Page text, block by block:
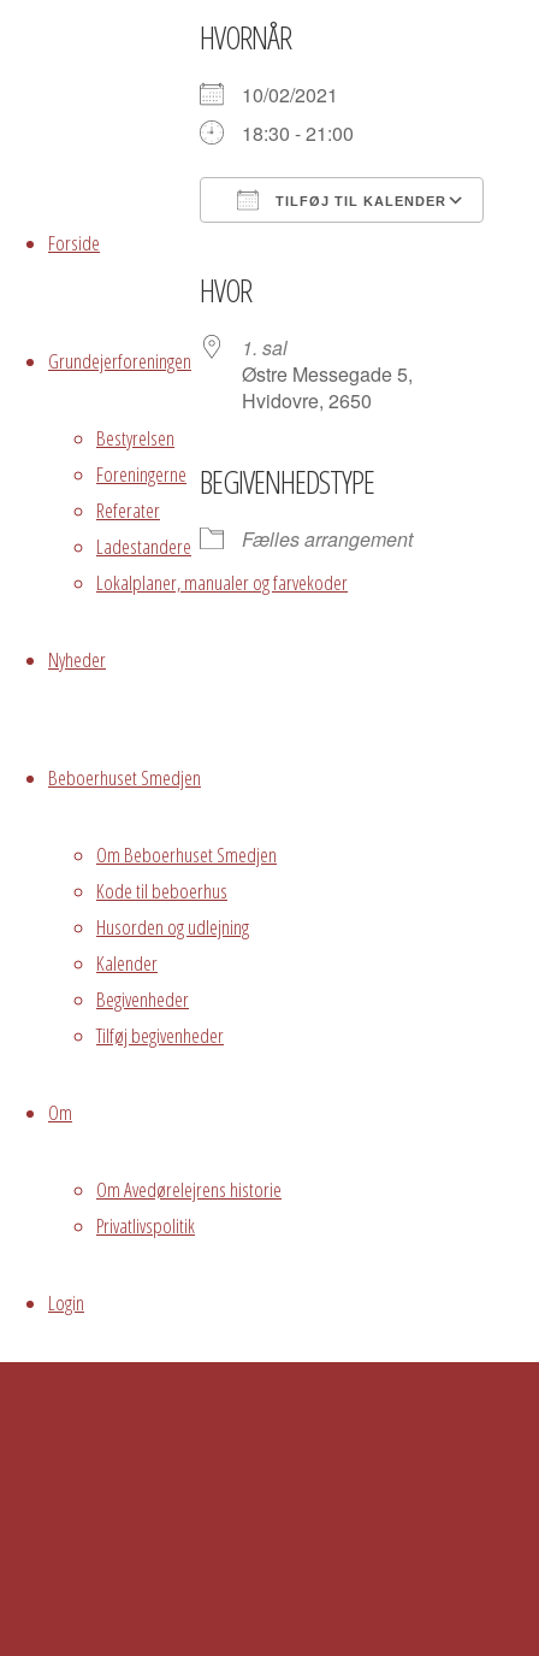
Forside
Grundejerforeningen
Bestyrelsen
Foreningerne
Referater
Ladestandere
Lokalplaner, manualer og farvekoder
Nyheder
Beboerhuset Smedjen
Om Beboerhuset Smedjen
Kode til beboerhus
Husorden og udlejning
Kalender
Begivenheder
Tilføj begivenheder
Om
Om Avedørelejrens historie
Privatlivspolitik
Login
HVORNÅR
10/02/2021
18:30 - 21:00
TILFØJ TIL KALENDER
HVOR
1. sal
Østre Messegade 5,
Hvidovre, 2650
BEGIVENHEDSTYPE
Fælles arrangement
Avedørelejren •
2650 Hvidovre •